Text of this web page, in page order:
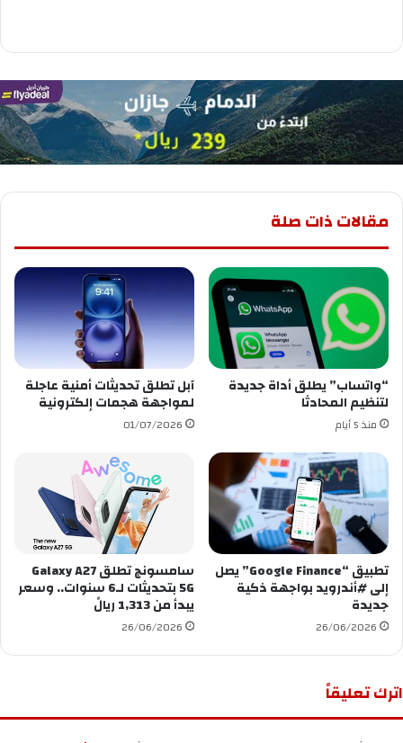
مقالات ذات صلة
“واتساب” يطلق أداة جديدة
لتنظيم المحادثا
منذ 5 أيام
آبل تطلق تحديثات أمنية عاجلة
لمواجهة هجمات إلكترونية
01/07/2026
‏تطبيق “Google Finance” يصل
إلى ⁧‫#أندرويد‬⁩ بواجهة ذكية
جديدة
26/06/2026
سامسونج تطلق Galaxy A27
5G بتحديثات لـ6 سنوات.. وسعر
يبدأ من 1,313 ريالً
26/06/2026
اترك تعليقاً